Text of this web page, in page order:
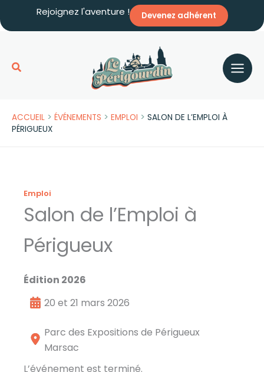
au
Rejoignez l'aventure ! Devenez adhérent
Rechercher
ACCUEIL > ÉVÉNEMENTS > EMPLOI > SALON DE L’EMPLOI À
PÉRIGUEUX
Emploi
Salon de l’Emploi à
Périgueux
Édition 2026
20 et 21 mars 2026
Parc des Expositions de Périgueux
Marsac
L’événement est terminé.